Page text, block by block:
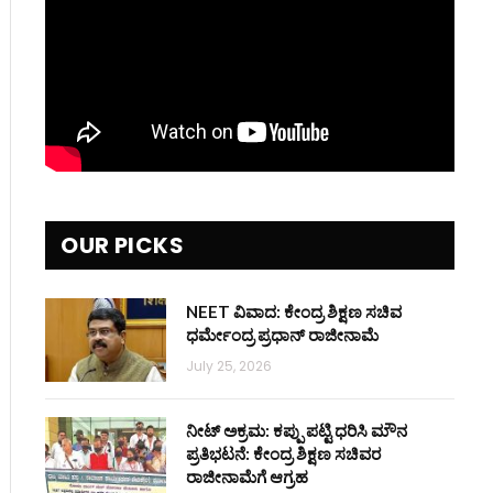
OUR PICKS
NEET ವಿವಾದ: ಕೇಂದ್ರ ಶಿಕ್ಷಣ ಸಚಿವ
ಧರ್ಮೇಂದ್ರ ಪ್ರಧಾನ್ ರಾಜೀನಾಮೆ
July 25, 2026
ನೀಟ್ ಅಕ್ರಮ: ಕಪ್ಪು ಪಟ್ಟಿ ಧರಿಸಿ ಮೌನ
ಪ್ರತಿಭಟನೆ: ಕೇಂದ್ರ ಶಿಕ್ಷಣ ಸಚಿವರ
ರಾಜೀನಾಮೆಗೆ ಆಗ್ರಹ